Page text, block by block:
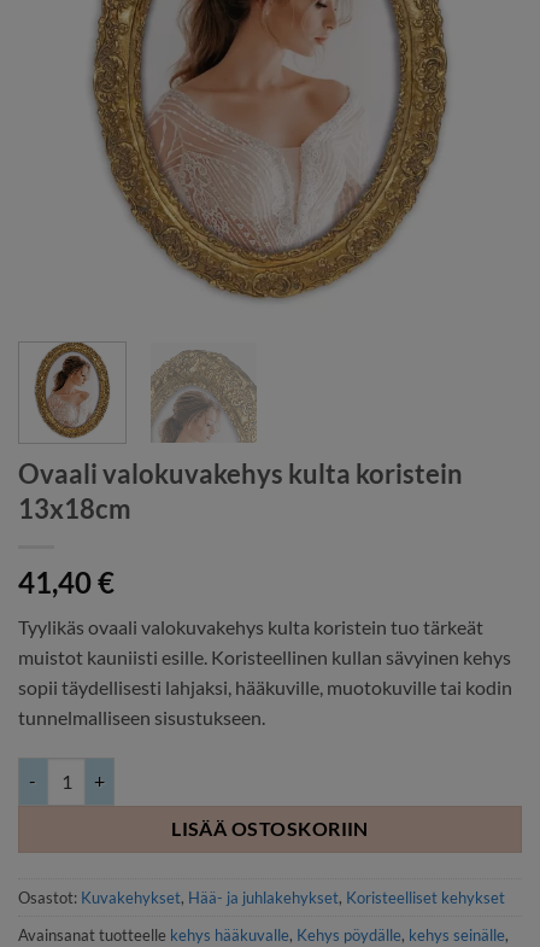
Ovaali valokuvakehys kulta koristein
13x18cm
41,40€
Tyylikäs ovaali valokuvakehys kulta koristein tuo tärkeät
muistot kauniisti esille. Koristeellinen kullan sävyinen kehys
sopii täydellisesti lahjaksi, hääkuville, muotokuville tai kodin
tunnelmalliseen sisustukseen.
LISÄÄ OSTOSKORIIN
Osastot: Kuvakehykset, Hää- ja juhlakehykset, Koristeelliset kehykset
Avainsanat tuotteelle kehys hääkuvalle, Kehys pöydälle, kehys seinälle,